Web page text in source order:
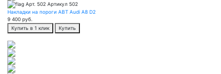
Арт. 502 Артикул 502
Накладки на пороги ABT Audi A8 D2
9 400 руб.
Купить в 1 клик
Купить